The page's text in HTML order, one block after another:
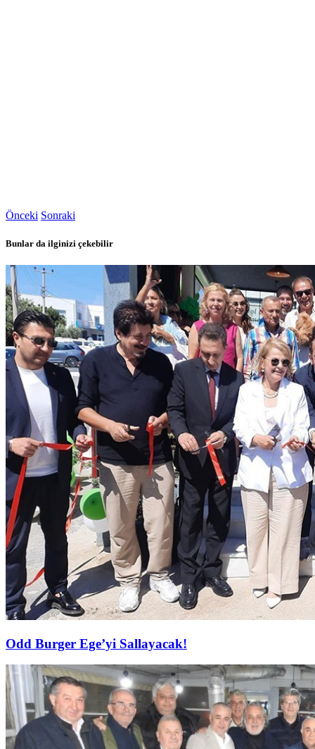
Önceki Sonraki
Bunlar da ilginizi çekebilir
Odd Burger Ege’yi Sallayacak!